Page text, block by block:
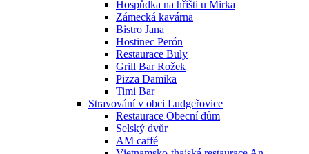
Hospůdka na hřišti u Mirka
Zámecká kavárna
Bistro Jana
Hostinec Perón
Restaurace Buly
Grill Bar Rožek
Pizza Damika
Timi Bar
Stravování v obci Ludgeřovice
Restaurace Obecní dům
Selský dvůr
AM caffé